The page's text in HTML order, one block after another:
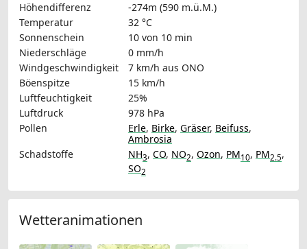
Höhendifferenz
-274m (590 m.ü.M.)
Temperatur
32 °C
Sonnenschein
10 von 10 min
Niederschläge
0 mm/h
Windgeschwindigkeit
7 km/h aus ONO
Böenspitze
15 km/h
Luftfeuchtigkeit
25%
Luftdruck
978 hPa
Pollen
Erle, Birke, Gräser, Beifuss,
Ambrosia
Schadstoffe
NH3, CO, NO2, Ozon, PM10, PM2.5,
SO2
Wetteranimationen